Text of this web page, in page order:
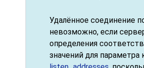
Удалённое соединение
невозможно, если
определения
значений для параметра